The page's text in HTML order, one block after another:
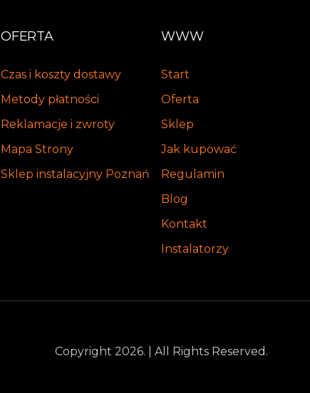
OFERTA
Czas i koszty dostawy
Metody płatności
Reklamacje i zwroty
Mapa Strony
Sklep instalacyjny Poznań
WWW
Start
Oferta
Sklep
Jak kupować
Regulamin
Blog
Kontakt
Instalatorzy
Copyright 2026. | All Rights Reserved.